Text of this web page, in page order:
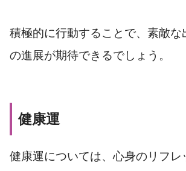
積極的に行動することで、素敵な
の進展が期待できるでしょう。
健康運
健康運については、心身のリフレ